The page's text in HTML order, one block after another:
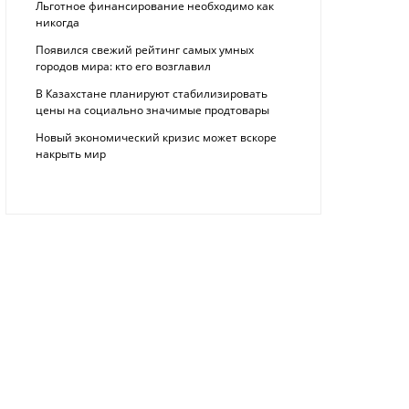
Льготное финансирование необходимо как
никогда
Появился свежий рейтинг самых умных
городов мира: кто его возглавил
В Казахстане планируют стабилизировать
цены на социально значимые продтовары
Новый экономический кризис может вскоре
накрыть мир